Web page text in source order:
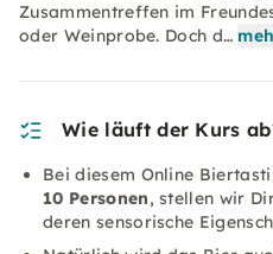
Zusammentreffen im
oder Weinprobe. Doch d…
Wie läuft der Kurs
Bei diesem Online
10 Personen, stellen wir
deren sensorische